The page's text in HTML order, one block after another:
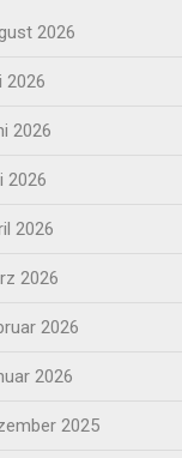
2026
2026
2026
2026
2026
2026
2026
2026
2025